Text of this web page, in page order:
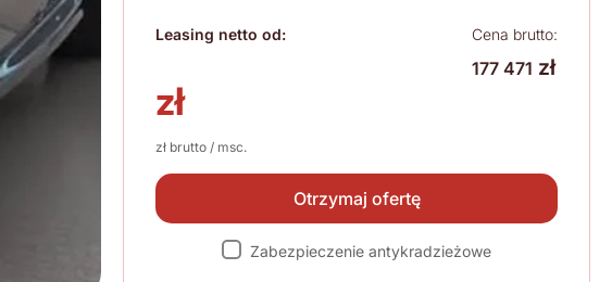
Leasing netto od:
zł
zł brutto / msc.
Cena brutto:
177 471 zł
Otrzymaj ofertę
Zabezpieczenie antykradzieżowe